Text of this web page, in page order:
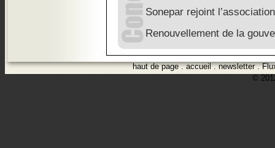
Sonepar rejoint
Renouvellement de la
haut de page.accueil.newsletter.
©